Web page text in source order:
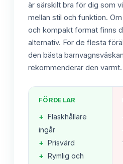
är särskilt bra för dig som
mellan stil och funktion.
och kompakt format finns
alternativ. För de flesta
den bästa
rekommenderar den varmt.
FÖRDELAR
+ Flaskhållare
ingår
+ Prisvärd
+ Rymlig och